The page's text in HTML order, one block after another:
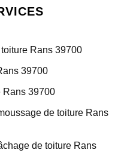
Rans 39700
39700
Rans 39700
de toiture Rans
de toiture Rans